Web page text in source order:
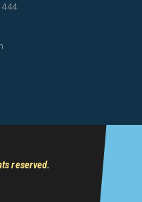
reserved.